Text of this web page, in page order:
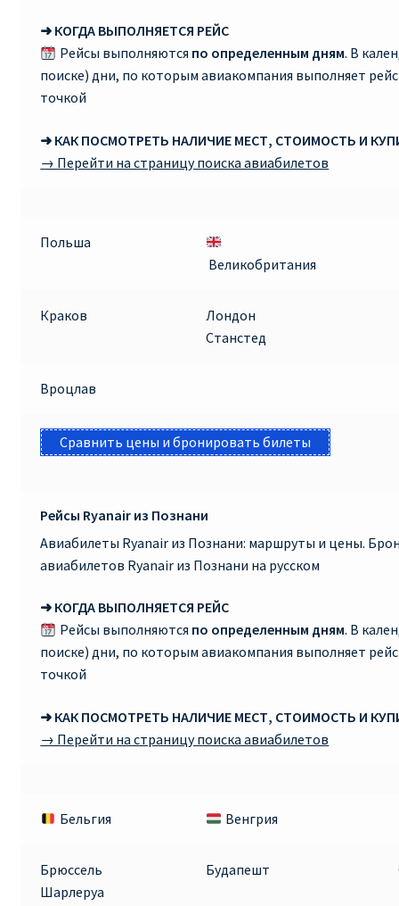
➜ КОГДА ВЫПОЛНЯЕТСЯ РЕЙС
Рейсы выполняются по определенным дням. В
поиске) дни, по которым авиакомпания выполняет
точкой
➜ КАК ПОСМОТРЕТЬ НАЛИЧИЕ МЕСТ, СТОИМОСТЬ И
→ Перейти на страницу поиска авиабилетов
Польша
Великобритания
Краков
Лондон
Станстед
Вроцлав
Сравнить цены и бронировать билеты
Рейсы Ryanair из Познани
Авиабилеты Ryanair из Познани: маршруты и цены.
авиабилетов Ryanair из Познани на русском
➜ КОГДА ВЫПОЛНЯЕТСЯ РЕЙС
Рейсы выполняются по определенным дням. В
поиске) дни, по которым авиакомпания выполняет
точкой
➜ КАК ПОСМОТРЕТЬ НАЛИЧИЕ МЕСТ, СТОИМОСТЬ И
→ Перейти на страницу поиска авиабилетов
Бельгия Венгрия
Брюссель
Шарлеруа
Будапешт